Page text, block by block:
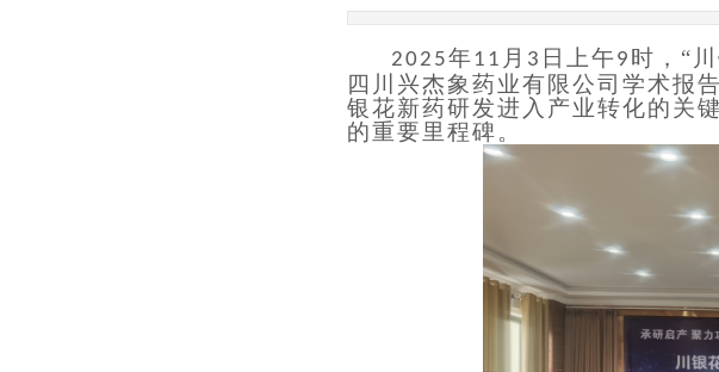
2025年 11 月 3 日上午9 时，“
四川兴杰象药业有限公司 学术报
银花新药研发进入产业转化的关
的重要里程碑。